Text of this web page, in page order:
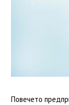
Повечето